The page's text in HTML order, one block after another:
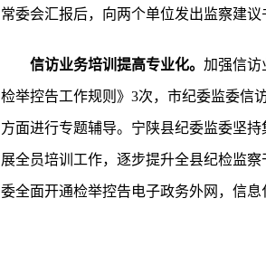
常委会汇报后，向两个单位发出监察建
信访业务培训提高专业化。 加强信访
检举控告工作规则》3次，市纪委监委信
方面进行专题辅导。宁陕县纪委监委坚
展全员培训工作，逐步提升全县纪检监
委全面开通检举控告电子政务外网，信